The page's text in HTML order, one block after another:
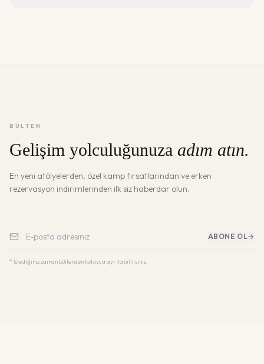
BÜLTEN
Gelişim yolculuğunuza adım atın.
En yeni atölyelerden, özel kamp fırsatlarından ve erken
rezervasyon indirimlerinden ilk siz haberdar olun.
ABONE OL→
* İstediğiniz zaman bültenden kolayca ayrılabilirsiniz.